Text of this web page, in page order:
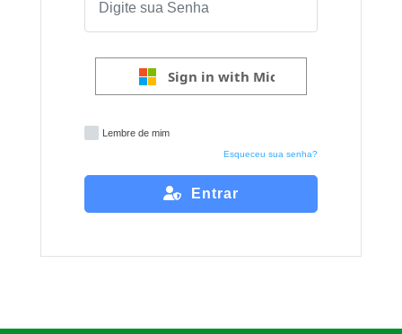
Sign in with Microsoft
Lembre de mim
Esqueceu sua senha?
Entrar